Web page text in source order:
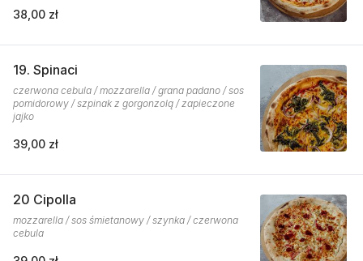
38,00 zł
19. Spinaci
czerwona cebula / mozzarella / grana padano / sos
pomidorowy / szpinak z gorgonzolą / zapieczone
jajko
39,00 zł
20 Cipolla
mozzarella / sos śmietanowy / szynka / czerwona
cebula